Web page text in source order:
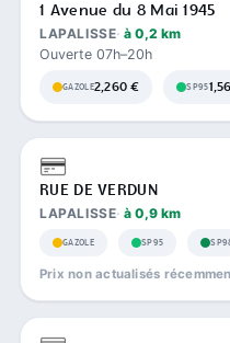
1 Avenue du 8 Mai 1945
LAPALISSE à 0,2 km
Ouverte 07h–20h
GAZOLE2,260 € SP95
RUE DE VERDUN
LAPALISSE à 0,9 km
GAZOLE SP95
Prix non actualisés